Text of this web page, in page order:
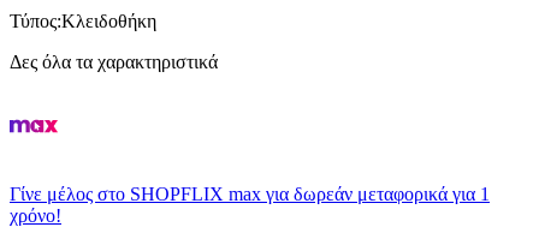
Τύπος:Κλειδοθήκη
Δες όλα τα χαρακτηριστικά
Γίνε μέλος στο SHOPFLIX max για δωρεάν μεταφορικά για 1
χρόνο!